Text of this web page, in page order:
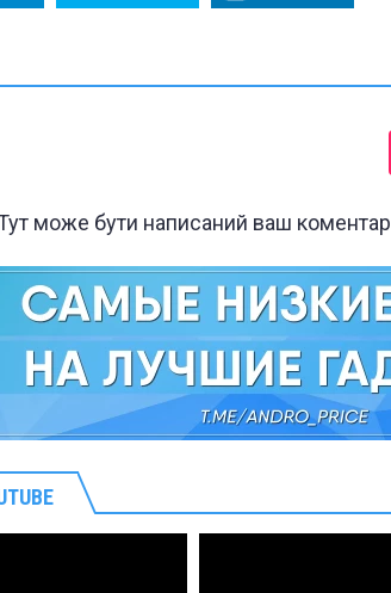
може бути написаний ваш коментар